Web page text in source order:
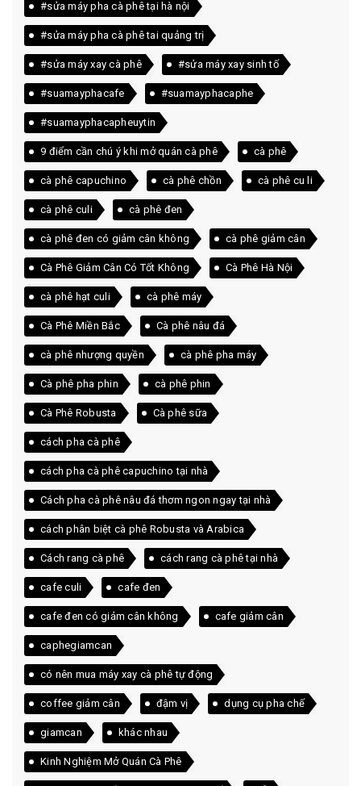
#sửa máy pha cà phê tại hà nội
#sửa máy pha cà phê tai quảng trị
#sửa máy xay cà phê #sửa máy xay sinh tố
#suamayphacafe #suamayphacaphe
#suamayphacapheuytin
9 điểm cần chú ý khi mở quán cà phê cà phê
cà phê capuchino cà phê chồn cà phê cu li
cà phê culi cà phê đen
cà phê đen có giảm cân không cà phê giảm cân
Cà Phê Giảm Cân Có Tốt Không Cà Phê Hà Nội
cà phê hạt culi cà phê máy
Cà Phê Miền Bắc Cà phê nâu đá
cà phê nhượng quyền cà phê pha máy
Cà phê pha phin cà phê phin
Cà Phê Robusta Cà phê sữa
cách pha cà phê
cách pha cà phê capuchino tại nhà
Cách pha cà phê nâu đá thơm ngon ngay tại nhà
cách phân biệt cà phê Robusta và Arabica
Cách rang cà phê cách rang cà phê tại nhà
cafe culi cafe đen
cafe đen có giảm cân không cafe giảm cân
caphegiamcan
có nên mua máy xay cà phê tự động
coffee giảm cân đậm vị dụng cụ pha chế
giamcan khác nhau
Kinh Nghiệm Mở Quán Cà Phê